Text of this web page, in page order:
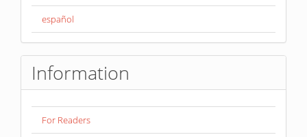
español
Information
For Readers